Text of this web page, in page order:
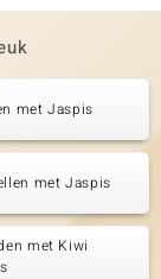
met Jaspis
met Jaspis
met Kiwi